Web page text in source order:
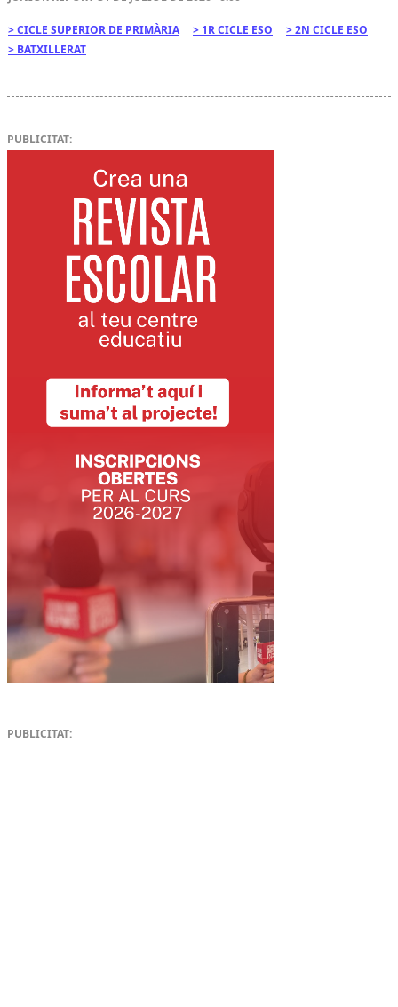
CICLE SUPERIOR DE PRIMÀRIA 1R CICLE ESO
2N CICLE ESO
BATXILLERAT
PUBLICITAT:
PUBLICITAT: